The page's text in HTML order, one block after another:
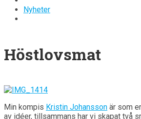
Nyheter
Höstlovsmat
Min kompis Kristin Johansson är som
av idéer, tillsammans har vi skapat två